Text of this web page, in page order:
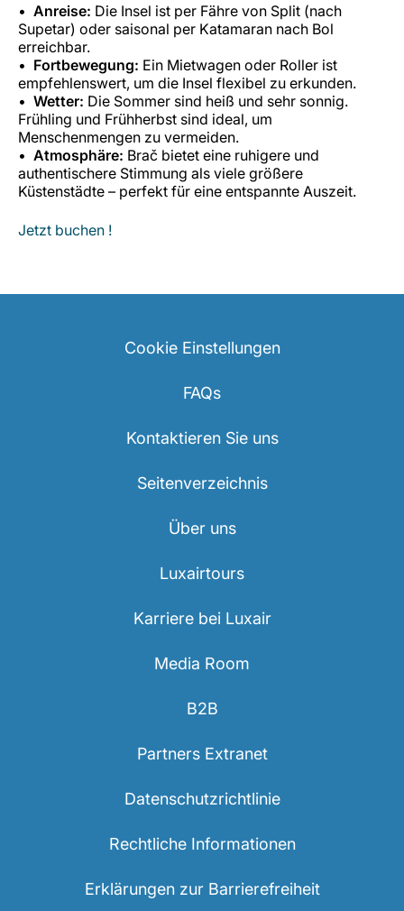
Anreise: Die Insel ist per Fähre von Split (nach
Supetar) oder saisonal per Katamaran nach Bol
erreichbar.
Fortbewegung: Ein Mietwagen oder Roller ist
empfehlenswert, um die Insel flexibel zu erkunden.
Wetter: Die Sommer sind heiß und sehr sonnig.
Frühling und Frühherbst sind ideal, um
Menschenmengen zu vermeiden.
Atmosphäre: Brač bietet eine ruhigere und
authentischere Stimmung als viele größere
Küstenstädte – perfekt für eine entspannte Auszeit.
Jetzt buchen !
Cookie Einstellungen
FAQs
Kontaktieren Sie uns
Seitenverzeichnis
Über uns
Luxairtours
Karriere bei Luxair
Media Room
B2B
Partners Extranet
Datenschutzrichtlinie
Rechtliche Informationen
Erklärungen zur Barrierefreiheit